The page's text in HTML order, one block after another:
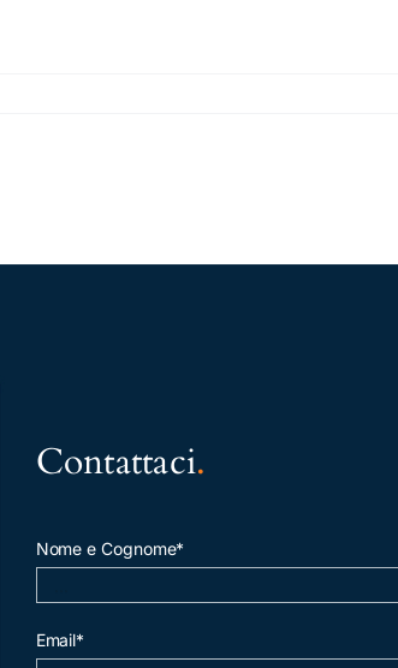
Contattaci.
Nome e Cognome*
Email*